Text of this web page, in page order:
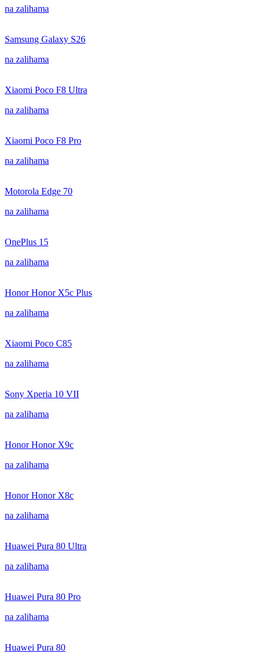
na zalihama
Samsung Galaxy S26
na zalihama
Xiaomi Poco F8 Ultra
na zalihama
Xiaomi Poco F8 Pro
na zalihama
Motorola Edge 70
na zalihama
OnePlus 15
na zalihama
Honor Honor X5c Plus
na zalihama
Xiaomi Poco C85
na zalihama
Sony Xperia 10 VII
na zalihama
Honor Honor X9c
na zalihama
Honor Honor X8c
na zalihama
Huawei Pura 80 Ultra
na zalihama
Huawei Pura 80 Pro
na zalihama
Huawei Pura 80